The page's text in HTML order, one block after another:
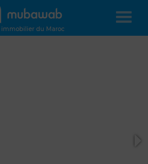
immobilier du Maroc